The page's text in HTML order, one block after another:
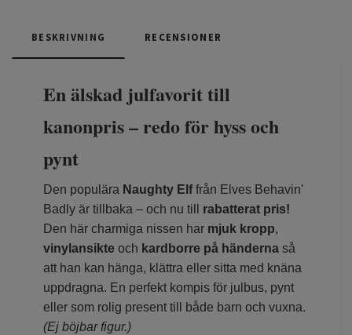
BESKRIVNING RECENSIONER
En älskad julfavorit till
kanonpris – redo för hyss och
pynt
Den populära Naughty Elffrån Elves Behavin'
Badly är tillbaka – och nu till rabatterat pris!
Den här charmiga nissen har mjuk kropp,
vinylansikte och kardborre på händerna så
att han kan hänga, klättra eller sitta med knäna
uppdragna. En perfekt kompis för julbus, pynt
eller som rolig present till både barn och vuxna.
(Ej böjbar figur.)